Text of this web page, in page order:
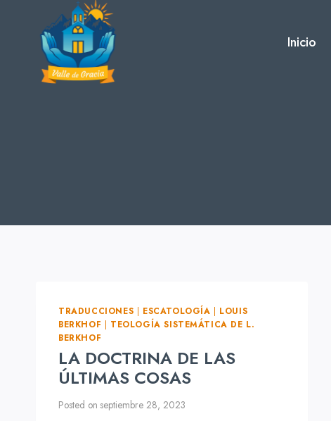
Inicio
TRADUCCIONES | ESCATOLOGÍA | LOUIS
BERKHOF | TEOLOGÍA SISTEMÁTICA DE L.
BERKHOF
LA DOCTRINA DE LAS
ÚLTIMAS COSAS
Posted on septiembre 28, 2023